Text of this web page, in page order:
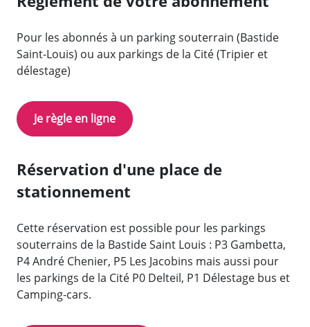
Pour les abonnés à un parking souterrain (Bastide
Saint-Louis) ou aux parkings de la Cité (Tripier et
délestage)
Je règle en ligne
Réservation d'une place de
stationnement
Cette réservation est possible pour les parkings
souterrains de la Bastide Saint Louis : P3 Gambetta,
P4 André Chenier, P5 Les Jacobins mais aussi pour
les parkings de la Cité P0 Delteil, P1 Délestage bus et
Camping-cars.